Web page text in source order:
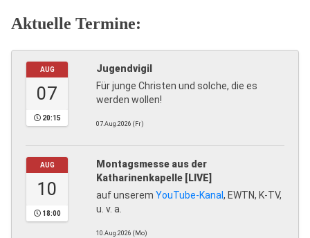
Aktuelle Termine:
AUG
07
20:15
Jugendvigil
Für junge Christen und solche, die es
werden wollen!
07.Aug.2026 (Fr)
AUG
10
18:00
Montagsmesse aus der
Katharinenkapelle [LIVE]
auf unserem YouTube-Kanal, EWTN, K-TV,
u. v. a.
10.Aug.2026 (Mo)